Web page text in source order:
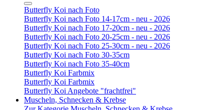
Butterfly Koi nach Foto
Butterfly Koi nach Foto 14-17cm - neu - 2026
Butterfly Koi nach Foto 17-20cm - neu - 2026
Butterfly Koi nach Foto 20-25cm - neu - 2026
Butterfly Koi nach Foto 25-30cm - neu - 2026
Butterfly Koi nach Foto 30-35cm
Butterfly Koi nach Foto 35-40cm
Butterfly Koi Farbmix
Butterfly Koi Farbmix
Butterfly Koi Angebote "frachtfrei"
Muscheln, Schnecken & Krebse